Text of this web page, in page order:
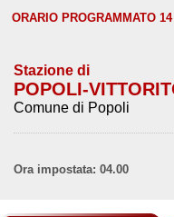
ORARIO PROGRAMMATO
Stazione di
POPOLI-
Comune di Popoli
Ora impostata: 04.00